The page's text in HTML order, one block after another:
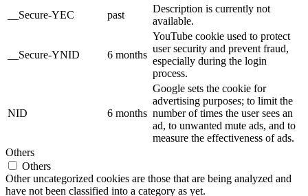
__Secure-YEC
past
Description is currently not
available.
__Secure-YNID 6 months
YouTube cookie used to protect
user security and prevent fraud,
especially during the login
process.
NID 6 months
Google sets the cookie for
advertising purposes; to limit the
number of times the user sees an
ad, to unwanted mute ads, and to
measure the effectiveness of ads.
Others
Others
Other uncategorized cookies are those that are being analyzed and
have not been classified into a category as yet.